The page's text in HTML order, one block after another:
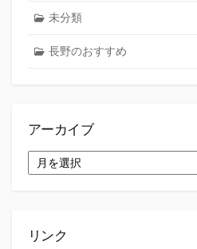
未分類
長野のおすすめ
アーカイブ
ー
リンク